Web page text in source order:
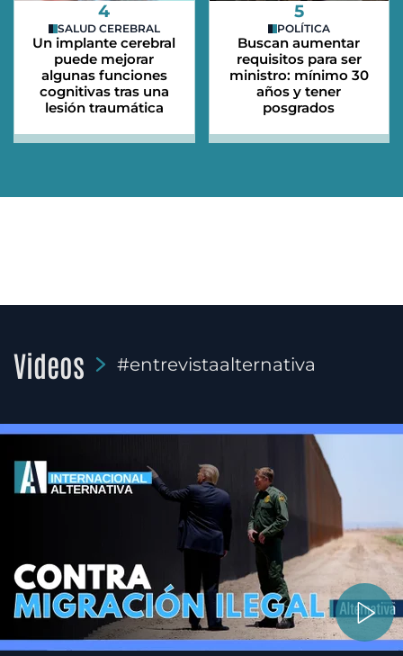
4
SALUD CEREBRAL
Un implante cerebral
puede mejorar
algunas funciones
cognitivas tras una
lesión traumática
5
POLÍTICA
Buscan aumentar
requisitos para ser
ministro: mínimo 30
años y tener
posgrados
Videos #entrevistaalternativa